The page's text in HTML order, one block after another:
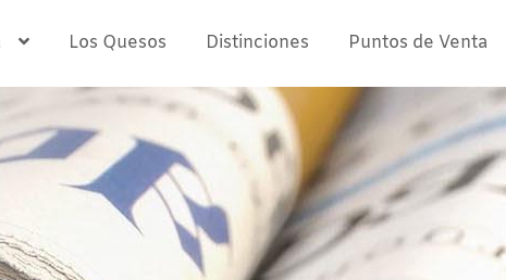
Los Quesos Distinciones Puntos de Venta